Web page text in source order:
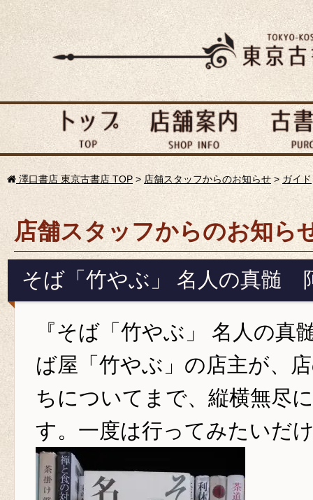
澤口書店 東京古書店 TOP > 店舗スタッフからのお知らせ> ガイド
店舗スタッフからのお知ら
そば「竹やぶ」 名人の真髄
『そば「竹やぶ」 名人の真
ば屋「竹やぶ」の店主が、
ちについてまで、縦横無尽
す。一度は行ってみたいだ